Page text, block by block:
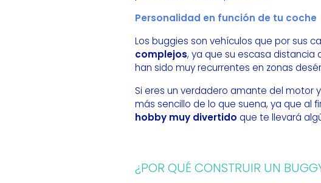
Personalidad en función de tu coche
Los buggies son vehículos que por sus
complejos, ya que su escasa distancia
han sido muy recurrentes en zonas
Si eres un verdadero amante del motor
más sencillo de lo que suena, ya que al
hobby muy divertido que te llevará
¿POR QUÉ CONSTRUIR UN